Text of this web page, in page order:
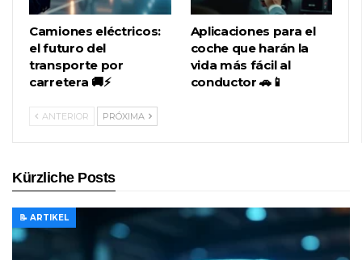
Camiones eléctricos:
el futuro del
transporte por
carretera 🚚⚡
Aplicaciones para el
coche que harán la
vida más fácil al
conductor 🚗📱
ANTERIOR PRÓXIMA
Kürzliche Posts
📝 ARTIKEL